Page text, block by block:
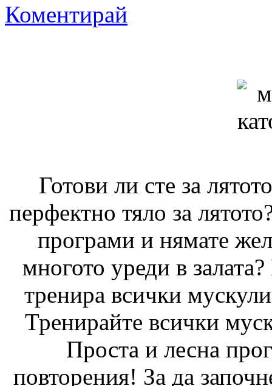
Коментирай
Готови ли сте за
перфектно тяло за
програми и нямате
многото уреди в
тренира всички
Тренирайте всички
Проста и лесна
повторения! За да